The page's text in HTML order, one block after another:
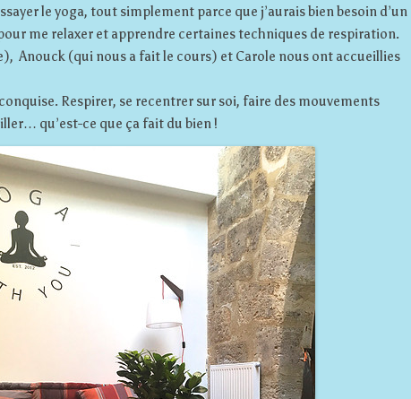
le yoga, tout simplement parce que j’aurais bien besoin d’un
me relaxer et apprendre certaines techniques de respiration.
Anouck (qui nous a fait le cours) et Carole nous ont accueillies
Respirer, se recentrer sur soi, faire des mouvements
qu’est-ce que ça fait du bien !